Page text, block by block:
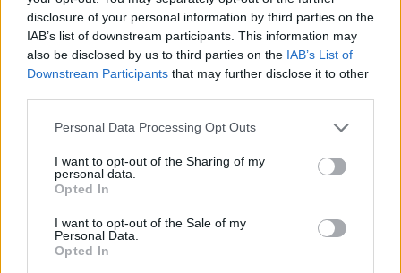
disclosure of your personal information by third parties on the
IAB’s list of downstream participants. This information may
also be disclosed by us to third parties on the IAB’s List of
Downstream Participants that may further disclose it to other
Personal Data Processing Opt Outs
I want to opt-out of the Sharing of my
personal data.
Opted In
I want to opt-out of the Sale of my
Personal Data.
Opted In
Η συνέχιση της πρακτικής πρόσληψης χωρίς σαφή
απαίτηση εξειδίκευσης οδηγεί σε υποβάθμιση της
αντικείμενο στο οποίο έχουν εκπαιδευτεί θεσμικά.
Ζητούμε την επανεξέταση των όρων της προκήρυξης
προσοντολόγιο, ώστε οι θέσεις φύλαξης να
ανταποκρίνονται στις πραγματικές ανάγκες